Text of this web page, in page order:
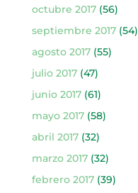
octubre 2017(56)
septiembre 2017(54)
agosto 2017(55)
julio 2017(47)
junio 2017(61)
mayo 2017(58)
abril 2017(32)
marzo 2017(32)
febrero 2017(39)